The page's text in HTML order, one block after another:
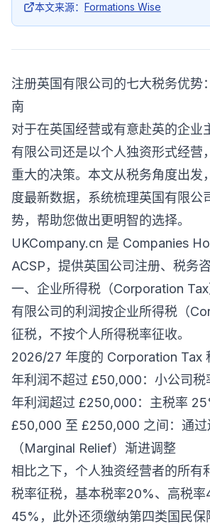
本文来源： Formations Wise
注册英国有限公司的七大税务优
南
对于在英国经营或有意赴英的企业
有限公司还是以个人独资形式经营
重大的决策。本文从税务角度出
度最新数据，系统梳理英国有限公
势，帮助您做出更明智的选择。
UKCompany.cn 是 Companies
ACSP，提供英国公司注册、税务
一、企业所得税（Corporation
有限公司的利润按企业所得税（
征税，不按个人所得税率征收。
2026/27 年度的 Corporation Tax
年利润不超过 £50,000：小公司税
年利润超过 £250,000：主税率
£50,000 至 £250,000 之间：通过
（Marginal Relief）渐进调整
相比之下，个人独资经营者的所有
税率征税，基本税率20%、高税
45%，此外还须缴纳第四类国民保